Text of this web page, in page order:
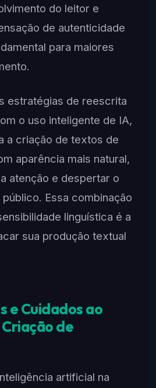
do leitor e
de autenticidade
para maiores
estratégias de reescrita
o uso inteligente de IA,
a criação de textos de
aparência mais natural,
atenção e despertar o
Essa combinação
linguística é a
sua produção textual
e Cuidados ao
de
artificial na